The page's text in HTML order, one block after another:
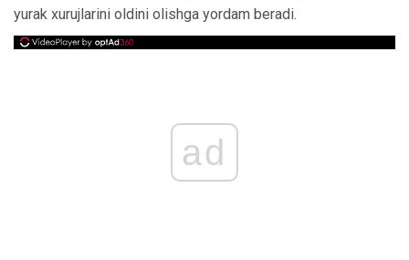
yurak xurujlarini oldini olishga yordam beradi.
ad